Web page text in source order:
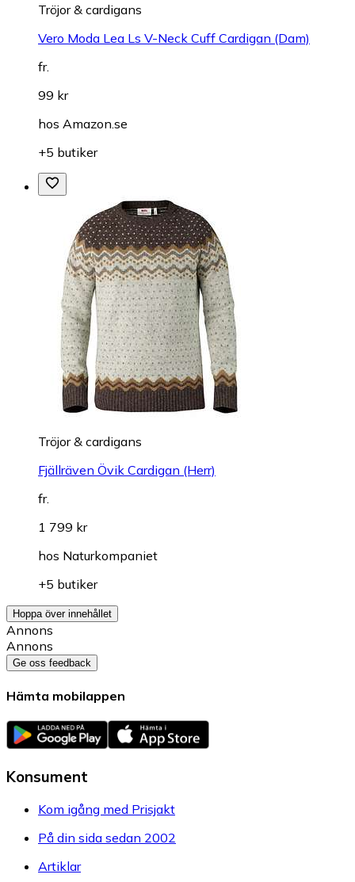
Tröjor & cardigans
Vero Moda Lea Ls V-Neck Cuff Cardigan (Dam)
fr.
99 kr
hos Amazon.se
+5 butiker
Tröjor & cardigans
Fjällräven Övik Cardigan (Herr)
fr.
1 799 kr
hos Naturkompaniet
+5 butiker
Hoppa över innehållet
Annons
Annons
Ge oss feedback
Hämta mobilappen
Konsument
Kom igång med Prisjakt
På din sida sedan 2002
Artiklar